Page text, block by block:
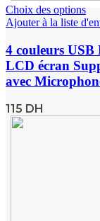
Choix des options
Ajouter à la liste
4 couleurs USB
LCD écran
avec
115 DH